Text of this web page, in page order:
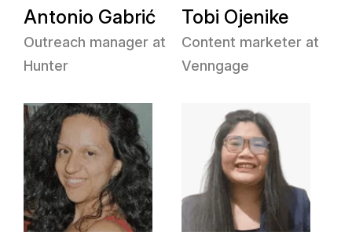
Antonio Gabrić
Outreach manager at
Hunter
Tobi Ojenike
Content marketer at
Venngage